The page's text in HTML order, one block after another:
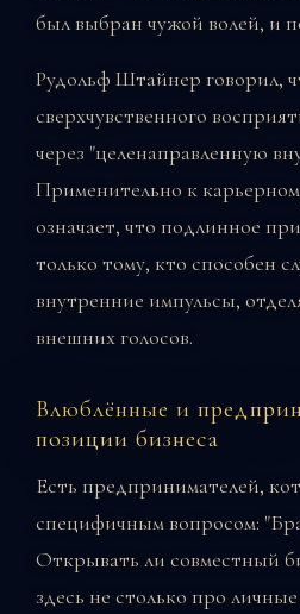
был выбран чужой волей, и
Рудольф Штайнер говорил,
сверхчувственного
через "целенаправленную
Применительно к
означает, что подлинное
только тому, кто способен
внутренние импульсы,
внешних голосов.
Влюблённые и
позиции бизнеса
Есть предпринимателей,
специфичным вопросом:
Открывать ли совместный
здесь не столько про